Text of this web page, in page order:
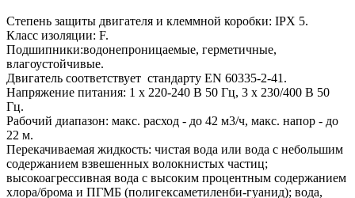
Степень защиты двигателя и клеммной коробки: IPХ 5.
Класс изоляции: F.
Подшипники:водонепроницаемые, герметичные,
влагоустойчивые.
Двигатель соответствует стандарту EN 60335-2-41.
Напряжение питания: 1 х 220-240 В 50 Гц, 3 х 230/400 В 50
Гц.
Рабочий диапазон: макс. расход - до 42 м3/ч, макс. напор - до
22 м.
Перекачиваемая жидкость: чистая вода или вода с небольшим
содержанием взвешенных волокнистых частиц;
высокоагрессивная вода с высоким процентным содержанием
хлора/брома и ПГМБ (полигексаметиленби-гуанид); вода,